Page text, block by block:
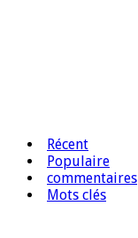
Récent
Populaire
commentaires
Mots clés